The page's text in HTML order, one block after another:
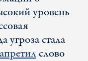
уровень
угроза стала
слово